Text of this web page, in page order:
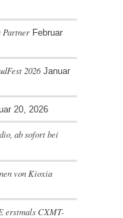
Partner Februar
2026 Januar
20, 2026
ab sofort bei
von Kioxia
erstmals CXMT-